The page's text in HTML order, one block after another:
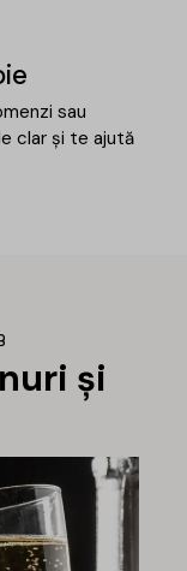
sau
clar și te ajută
și